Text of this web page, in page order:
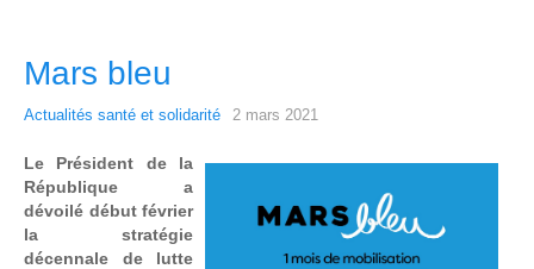
Mars bleu
Actualités santé et solidarité 2 mars 2021
Le Président de la
République a
dévoilé début février
la stratégie
décennale de lutte